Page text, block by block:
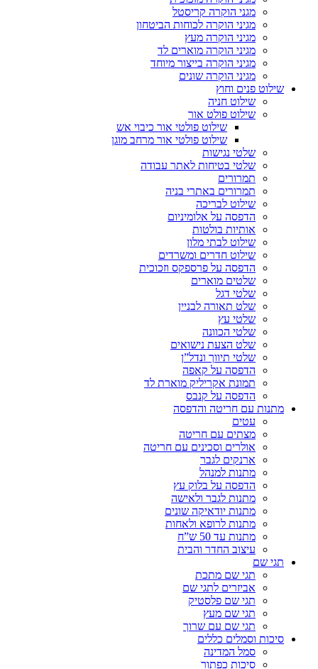
מגני הוקרה קריסטל
מגיני הוקרה לכוחות הביטחון
מגיני הוקרה מעץ
מגיני הוקרה מוארים לד
מגיני הוקרה בייצור מיוחד
מגיני הוקרה שונים
שילוט פנים וחוץ
שילוט חניה
שילוט פולט אור
שילוט פולטי אור כיבוי אש
שילוט פולטי אור מרחב מוגן
שלטי נגישות
שלטי בטיחות לאתר עבודה
תמרורים
תמרורים באתרי בניה
שילוט לבריכה
הדפסה על אלומיניום
אותיות בולטות
שילוט לבתי מלון
שילוט חדרים ומשרדים
הדפסה על פרספקס וזכוכית
שלטים מוארים
שלטי דגל
שלט תאורה לבניין
שלטי עץ
שלטי הכוונה
שלט הצעת נישואים
שלטי תיווך ונדל”ן
הדפסה על קאפה
תמונת אקריליק מוארת לד
הדפסה על קנבס
מתנות עם חריטה והדפסה
עטים
מצתים עם חריטה
אולרים וסכינים עם חריטה
ארנקים לגבר
מתנות למנהל
הדפסה על בלוק עץ
מתנות לגבר ולאישה
מתנות יודאיקה שונים
מתנות לרופא ולאחות
מתנות עד 50 ש”ח
עיצוב החדר והבית
תגי שם
תגי שם מתכת
אביזרים לתגי שם
תגי שם פלסטיק
תגי שם מעץ
תגי שם עם שרוך
סיכות וסמלים כללים
סמל המדינה
סיכות כפתור